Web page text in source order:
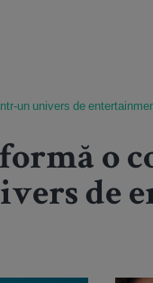
un univers de
o
de